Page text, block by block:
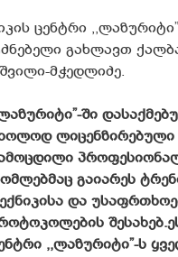
ცენტრი
გახლავთ
მჭედლიძე.
ში
ლიცენზირებული
გაიარეს
და
შესახებ.
,,ლაზურიტი”-ს